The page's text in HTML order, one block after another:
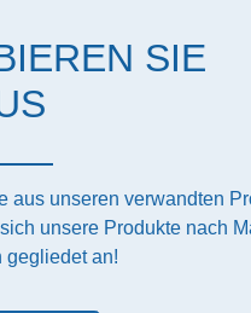
SIE
aus unseren verwandten
unsere Produkte nach
gegliedet an!